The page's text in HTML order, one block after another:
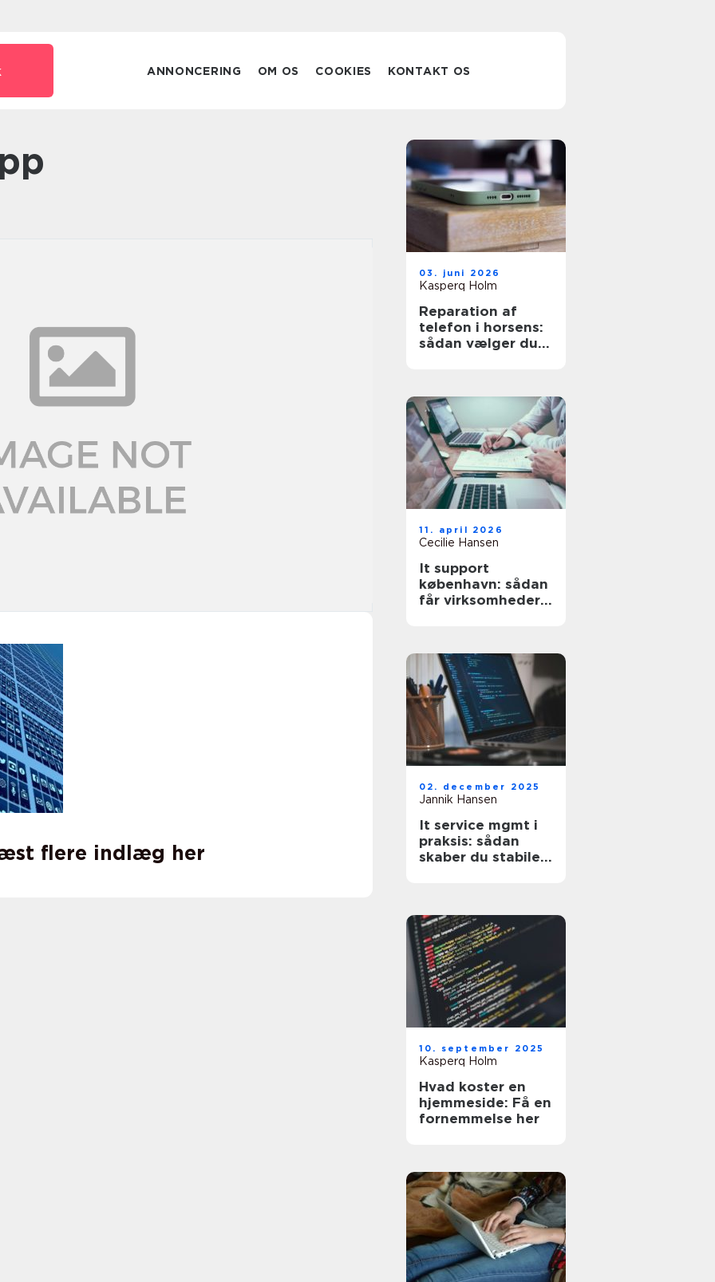
ANNONCERING OM OS COOKIES KONTAKT OS
flere indlæg her
03. juni 2026
Kasperq Holm
Reparation af
telefon i horsens:
sådan vælger du
11. april 2026
Cecilie Hansen
It support
københavn: sådan
får virksomheder
02. december 2025
Jannik Hansen
It service mgmt i
praksis: sådan
skaber du stabile
10. september 2025
Kasperq Holm
Hvad koster en
hjemmeside: Få en
fornemmelse her